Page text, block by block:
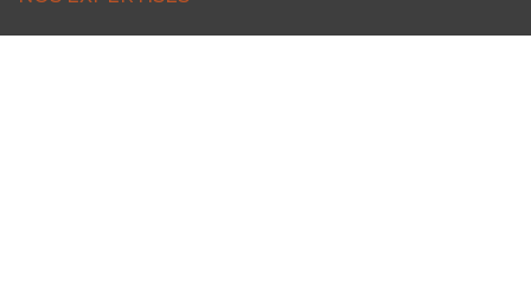
Périmètre d’activité